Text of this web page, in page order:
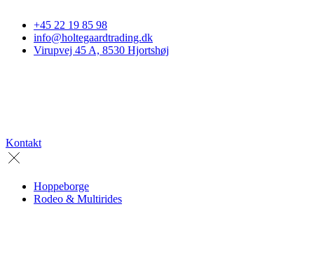
+45 22 19 85 98
info@holtegaardtrading.dk
Virupvej 45 A, 8530 Hjortshøj
Kontakt
Hoppeborge
Rodeo & Multirides